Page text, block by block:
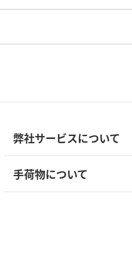
弊社サービスについて
手荷物について